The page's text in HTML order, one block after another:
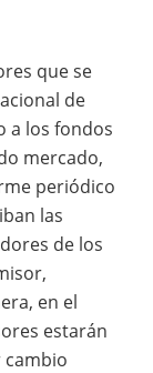
que se
de
a los fondos
mercado,
periódico
las
de los
en el
estarán
cambio